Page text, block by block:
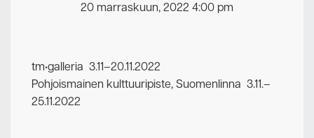
20 marraskuun, 2022 4:00 pm
tm•galleria 3.11–20.11.2022
Pohjoismainen kulttuuripiste, Suomenlinna 3.11.–
25.11.2022